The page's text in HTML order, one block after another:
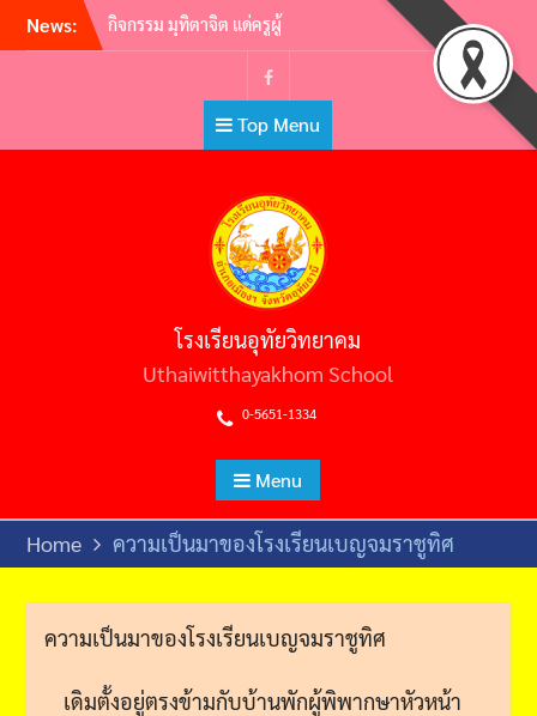
Skip
to
News:
กิจกรรม มุทิตาจิต แด่ครูผู้
เกษียณอายุราชการ ประจำปี
2565 | ครูผู้พากเพียร เกษียณสู่
กิจกรรมอ.ท.ว. เกมส์ (U.T.W.
GAMES) 2565
ต้อนรับคณะศึกษาดูงาน คณะผู้
บริหารสถานศึกษามัธยมศึกษา
สหวิทยาเขตประโคนชัย
พิธีถวายราชสักการะวันพ่อขุน
รามคำแหงมหาราช และวัน
ยุทธหัตถีสมเด็จพระนเรศวร
Top Menu
โรงเรียนอุทัยวิทยาคม
Uthaiwitthayakhom School
0-5651-1334
Menu
Home ความเป็นมาของโรงเรียนเบญจมราชูทิศ
ความเป็นมาของโรงเรียนเบญจมราชูทิศ
เดิมตั้งอยู่ตรงข้ามกับบ้านพักผู้พิพากษาหัวหน้า